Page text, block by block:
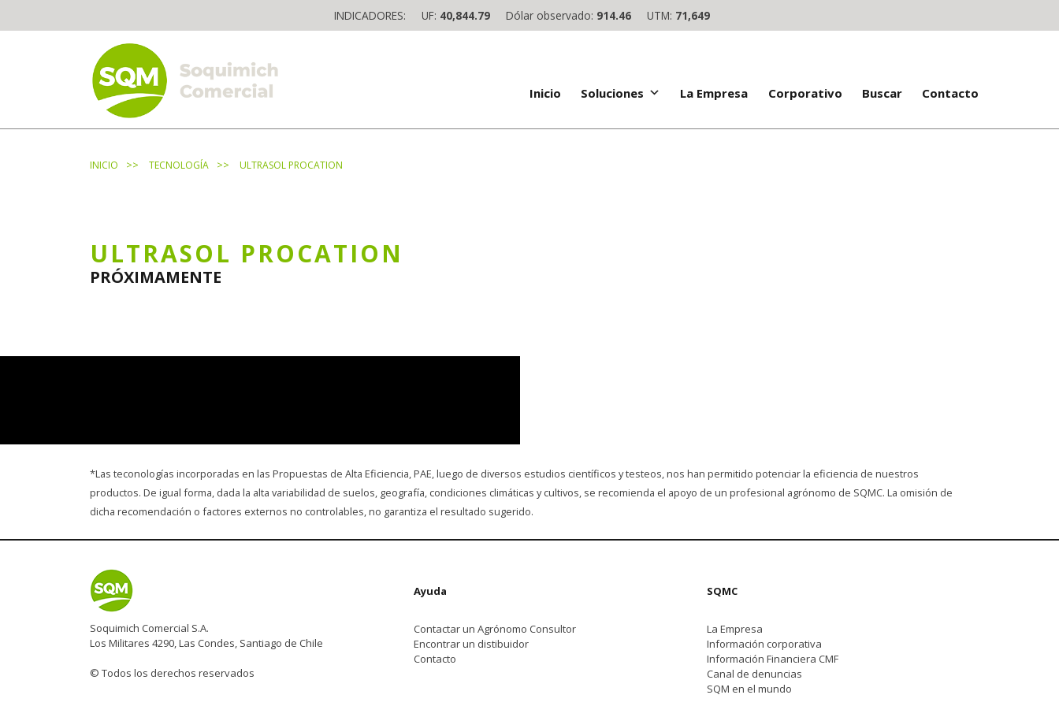
to
INDICADORES: UF: 40,844.79 Dólar observado: 914.46 UTM: 71,649
The worldwide business formula
Inicio Soluciones La Empresa Corporativo Buscar Contacto
INICIO >> TECNOLOGÍA >> ULTRASOL PROCATION
ULTRASOL PROCATION
PRÓXIMAMENTE
*Las teconologías incorporadas en las Propuestas de Alta Eficiencia, PAE, luego de diversos estudios científicos y testeos, nos han permitido potenciar la eficiencia de nuestros
productos. De igual forma, dada la alta variabilidad de suelos, geografía, condiciones climáticas y cultivos, se recomienda el apoyo de un profesional agrónomo de SQMC. La omisión de
dicha recomendación o factores externos no controlables, no garantiza el resultado sugerido.
Soquimich Comercial S.A.
Los Militares 4290, Las Condes, Santiago de Chile
© Todos los derechos reservados
Ayuda
Contactar un Agrónomo Consultor
Encontrar un distibuidor
Contacto
SQMC
La Empresa
Información corporativa
Información Financiera CMF
Canal de denuncias
SQM en el mundo